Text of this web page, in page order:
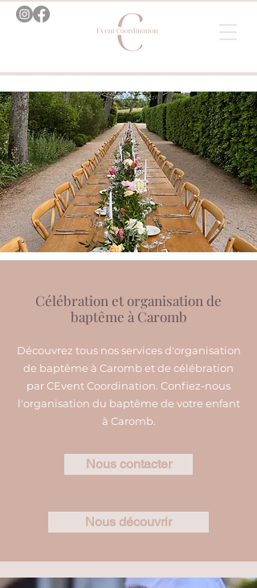
Célébration et organisation de
baptême à Caromb
Découvrez tous nos services d'organisation
de baptême à Caromb et de célébration
par CEvent Coordination. Confiez-nous
l'organisation du baptême de votre enfant
à Caromb.
Nous contacter
Nous découvrir